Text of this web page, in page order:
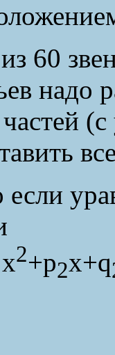
60
надо
2+p2x+q